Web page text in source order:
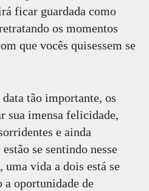
ficar guardada como
os momentos
que vocês quisessem se
tão importante, os
sua imensa felicidade,
e ainda
se sentindo nesse
vida a dois está se
a oportunidade de